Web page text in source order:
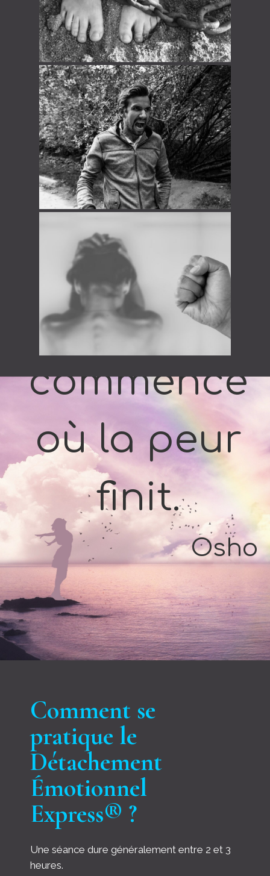
STOP aux violences, abus
La vie
commence
où la peur
finit.
Osho
Comment se
pratique le
Détachement
Émotionnel
Express® ?
Une séance dure généralement entre 2 et 3
heures.